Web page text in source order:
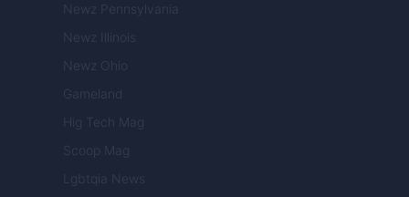
Newz Pennsylvania
Newz Illinois
Newz Ohio
Gameland
Hig Tech Mag
Scoop Mag
Lgbtqia News